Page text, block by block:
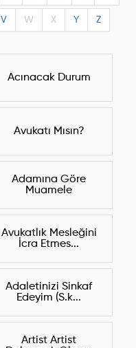
V W X Y Z
Acınacak Durum
Avukatı Mısın?
Adamına Göre
Muamele
Avukatlık Mesleğini
İcra Etmes...
Adaletinizi Sinkaf
Edeyim (S.k...
Artist Artist